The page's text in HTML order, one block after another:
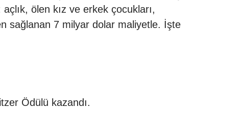
ölen kız ve erkek çocukları,
sağlanan 7 milyar dolar maliyetle. İşte
Ödülü kazandı.